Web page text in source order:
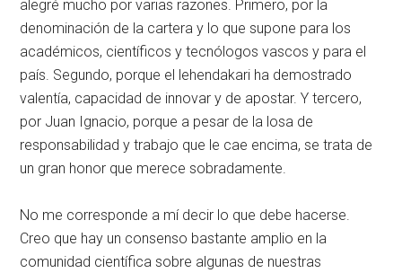
alegré mucho por varias razones. Primero, por la
denominación de la cartera y lo que supone para los
académicos, científicos y tecnólogos vascos y para el
país. Segundo, porque el lehendakari ha demostrado
valentía, capacidad de innovar y de apostar. Y tercero,
por Juan Ignacio, porque a pesar de la losa de
responsabilidad y trabajo que le cae encima, se trata de
un gran honor que merece sobradamente.
No me corresponde a mí decir lo que debe hacerse.
Creo que hay un consenso bastante amplio en la
comunidad científica sobre algunas de nuestras